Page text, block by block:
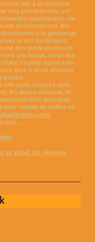
n’est pas à proprement
très peu mon avis, est
quotidiennes, un
et éclairant sur des
à la gestion de
et des particuliers.
des publications soit
une image, un ou des
l’auteur quand il est
vers le texte d’origine
lecture.
efficacité, toujours dans
les textes évoluent, ils
l’idée principale.
mon compte de veilles en
tous …
et droit de réserve